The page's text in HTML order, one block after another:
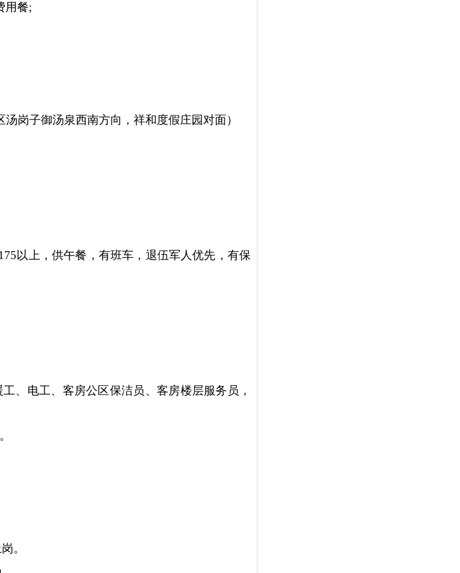
用餐;
岗子御汤泉西南方向，祥和度假庄园对面）
以上，供午餐，有班车，退伍军人优先，有保
、电工、客房公区保洁员、客房楼层服务员，
。